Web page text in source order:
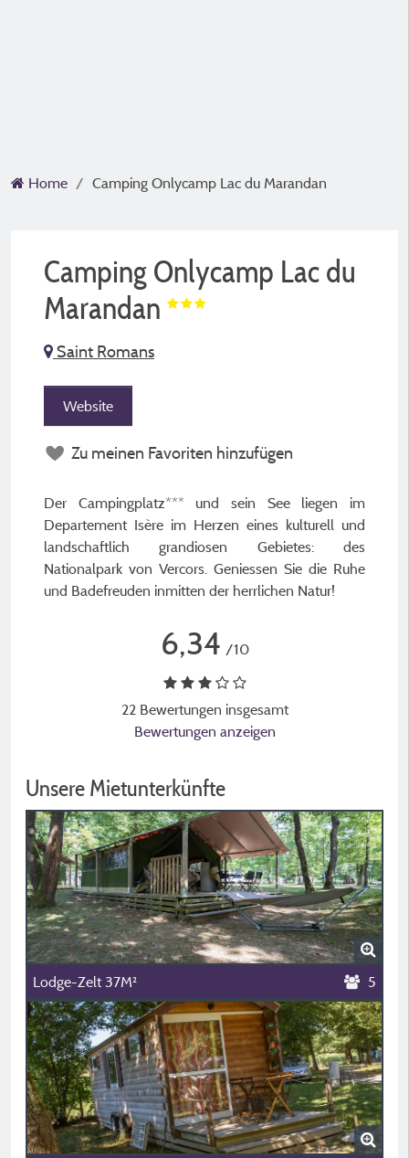
Home Camping Onlycamp Lac du Marandan
Camping Onlycamp Lac du
Marandan
Saint Romans
Website
Zu meinen Favoriten hinzufügen
Der Campingplatz*** und sein See liegen im
Departement Isère im Herzen eines kulturell und
landschaftlich grandiosen Gebietes: des
Nationalpark von Vercors. Geniessen Sie die Ruhe
und Badefreuden inmitten der herrlichen Natur!
6,34 /10
22 Bewertungen insgesamt
Bewertungen anzeigen
Unsere Mietunterkünfte
Lodge-Zelt 37M² 5